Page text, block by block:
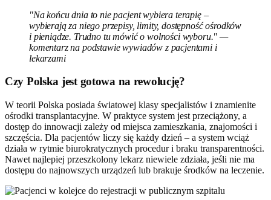
"Na końcu dnia to nie pacjent wybiera terapię –
wybierają za niego przepisy, limity, dostępność ośrodków
i pieniądze. Trudno tu mówić o wolności wyboru." —
komentarz na podstawie wywiadów z pacjentami i
lekarzami
Czy Polska jest gotowa na rewolucję?
W teorii Polska posiada światowej klasy specjalistów i znamienite
ośrodki transplantacyjne. W praktyce system jest przeciążony, a
dostęp do innowacji zależy od miejsca zamieszkania, znajomości i
szczęścia. Dla pacjentów liczy się każdy dzień – a system wciąż
działa w rytmie biurokratycznych procedur i braku transparentności.
Nawet najlepiej przeszkolony lekarz niewiele zdziała, jeśli nie ma
dostępu do najnowszych urządzeń lub brakuje środków na leczenie.